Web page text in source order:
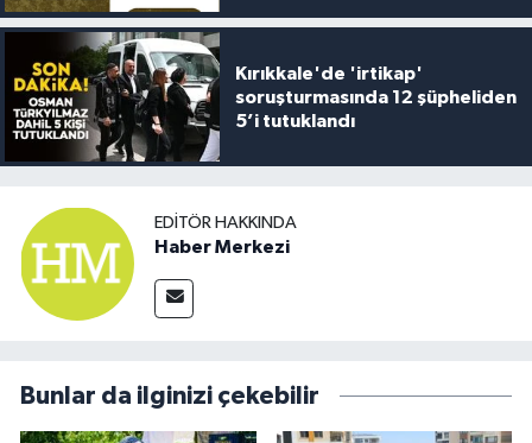
Kırıkkale'de 'irtikap'
soruşturmasında 12 şüpheliden
5’i tutuklandı
EDITÖR HAKKINDA
Haber Merkezi
Bunlar da ilginizi çekebilir